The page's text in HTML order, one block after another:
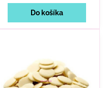
Do košíka